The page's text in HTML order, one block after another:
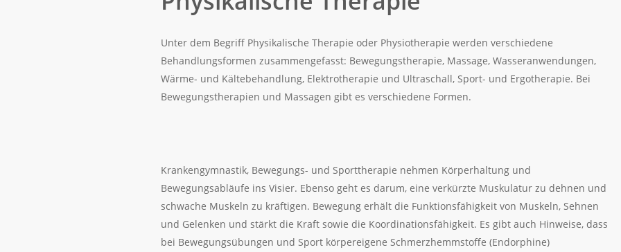
Unter dem Begriff Physikalische Therapie oder Physiotherapie werden verschiedene
Behandlungsformen zusammengefasst: Bewegungstherapie, Massage, Wasseranwendungen,
Wärme- und Kältebehandlung, Elektrotherapie und Ultraschall, Sport- und Ergotherapie. Bei
Bewegungstherapien und Massagen gibt es verschiedene Formen.
Krankengymnastik, Bewegungs- und Sporttherapie nehmen Körperhaltung und
Bewegungsabläufe ins Visier. Ebenso geht es darum, eine verkürzte Muskulatur zu dehnen und
schwache Muskeln zu kräftigen. Bewegung erhält die Funktionsfähigkeit von Muskeln, Sehnen
und Gelenken und stärkt die Kraft sowie die Koordinationsfähigkeit. Es gibt auch Hinweise, dass
bei Bewegungsübungen und Sport körpereigene Schmerzhemmstoffe (Endorphine)